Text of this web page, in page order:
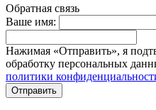
Обратная связь
Ваше имя:
Нажимая «Отправить», я
обработку персональных
политики
Отправить